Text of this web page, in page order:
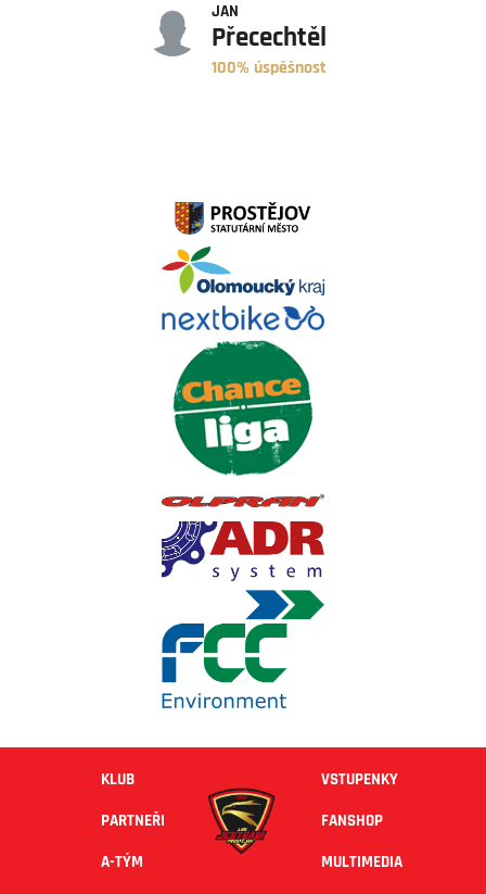
JAN
Přecechtěl
100% úspěšnost
KLUB
PARTNEŘI
A-TÝM
VSTUPENKY
FANSHOP
MULTIMEDIA